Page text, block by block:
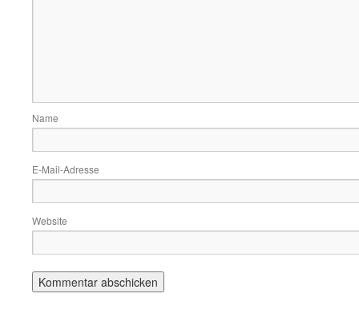
Name
E-Mail-Adresse
Website